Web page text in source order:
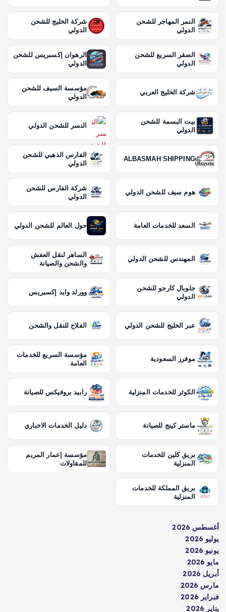
النمر المهاجر للشحن
الدولي
شركة الخليج للشحن
الدولي
الصقر السريع للشحن
الدولي
الرهوان إكسبريس للشحن
الدولي
شركة الخليج العربي
مؤسسة السيف للشحن
الدولي
بيت البسمة للشحن
الدولي
النسر للشحن الدولي
ALBASMAH SHIPPING
الفارس الذهبي للشحن
الدولي
هوم سيف للشحن الدولي
شركة الفارس للشحن
الدولي
السعد للخدمات العامة حول العالم للشحن الدولي
المهندس للشحن الدولي
الساهر لنقل العفش
والشحن والصيانة
جلوبال كارجو للشحن
الدولي
وورلد وايد إكسبريس
عبر الخليج للشحن الدولي الفلاح للنقل والشحن
موفرز السعودية
مؤسسة السريع للخدمات
العامة
الكوثر للخدمات المنزلية رابيد بروفيكس للصيانة
ماستر كينج للصيانة دليل الخدمات الاخباري
بريق كلين للخدمات
المنزلية
مؤسسة إعمار المريم
للمقاولات
بريق المملكة للخدمات
المنزلية
أغسطس 2026
يوليو 2026
يونيو 2026
مايو 2026
أبريل 2026
مارس 2026
فبراير 2026
يناير 2026